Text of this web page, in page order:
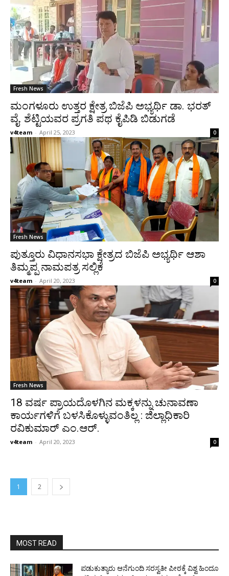
Fresh News
ಮಂಗಳೂರು ಉತ್ತರ ಕ್ಷೇತ್ರ ಬಿಜೆಪಿ ಅಭ್ಯರ್ಥಿ ಡಾ. ಭರತ್
ವೈ. ಶೆಟ್ಟಿಯವರ ಪ್ರಗತಿ ಪಥ ಕೈಪಿಡಿ ಬಿಡುಗಡೆ
v4team - April 25, 2023 0
Fresh News
ಪುತ್ತೂರು ವಿಧಾನಸಭಾ ಕ್ಷೇತ್ರದ ಬಿಜೆಪಿ ಅಭ್ಯರ್ಥಿ ಆಶಾ
ತಿಮ್ಮಪ್ಪ ನಾಮಪತ್ರ ಸಲ್ಲಿಕೆ
v4team - April 20, 2023 0
Fresh News
18 ವರ್ಷ ಪ್ರಾಯದೊಳಗಿನ ಮಕ್ಕಳನ್ನು ಚುನಾವಣಾ
ಕಾರ್ಯಗಳಿಗೆ ಬಳಸಿಕೊಳ್ಳುವಂತಿಲ್ಲ : ಜಿಲ್ಲಾಧಿಕಾರಿ
ರವಿಕುಮಾರ್ ಎಂ.ಆರ್.
v4team - April 20, 2023 0
1 2
MOST READ
ಪಡುಕುತ್ಯಾರು ಆನೆಗುಂದಿ ಸರಸ್ವತೀ ಪೀಠಕ್ಕೆ ವಿಶ್ವ ಹಿಂದೂ